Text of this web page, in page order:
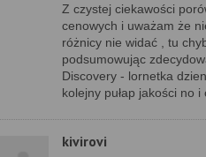
Z czystej ciekawości
cenowych i uważam że
różnicy nie widać , tu
podsumowując
Discovery - lornetka
kolejny pułap jakości no
kivirovi